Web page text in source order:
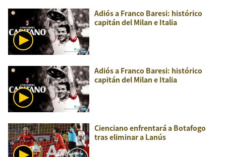
Adiós a Franco Baresi: histórico
capitán del Milan e Italia
Adiós a Franco Baresi: histórico
capitán del Milan e Italia
Cienciano enfrentará a Botafogo
tras eliminar a Lanús